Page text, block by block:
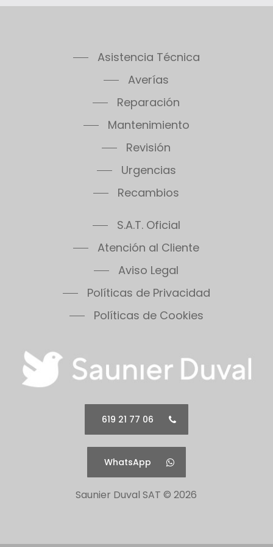
al cliente Saunier Duval en Illescas.
Asistencia Técnica
Averías
Reparación
Mantenimiento
Revisión
Urgencias
Recambios
S.A.T. Oficial
Atención al Cliente
Aviso Legal
Políticas de Privacidad
Políticas de Cookies
619 21 77 06
WhatsApp
Saunier Duval SAT ©2026